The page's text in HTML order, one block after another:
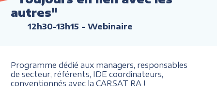
autres"
12h30-13h15 - Webinaire
Programme dédié aux managers, responsables
de secteur, référents, IDE coordinateurs,
conventionnés avec la CARSAT RA !